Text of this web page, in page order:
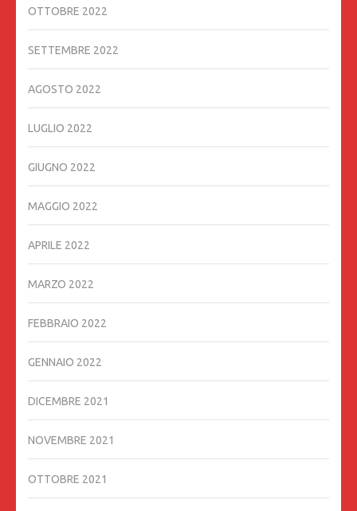
OTTOBRE 2022
SETTEMBRE 2022
AGOSTO 2022
LUGLIO 2022
GIUGNO 2022
MAGGIO 2022
APRILE 2022
MARZO 2022
FEBBRAIO 2022
GENNAIO 2022
DICEMBRE 2021
NOVEMBRE 2021
OTTOBRE 2021